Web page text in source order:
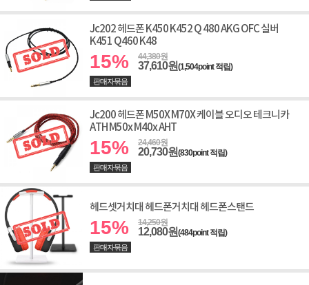
Jc202 헤드폰 K450 K452 Q 480 AKG OFC 실버
K451 Q460 K48
15% 44,380원
37,610원(1,504point 적립)
판매자묶음
Jc200 헤드폰 M50X M70X 케이블 오디오 테크니카
ATH M50x M40x AHT
15% 24,460원
20,730원(830point 적립)
판매자묶음
헤드셋거치대 헤드폰거치대 헤드폰스탠드
15% 14,250원
12,080원(484point 적립)
판매자묶음